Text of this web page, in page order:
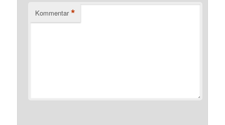
Kommentar *